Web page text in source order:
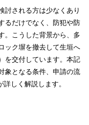
討される方は少なくあり
るだけでなく、防犯や防
。こうした背景から、多
ック塀を撤去して生垣へ
を交付しています。本記
象となる条件、申請の流
しく解説します。